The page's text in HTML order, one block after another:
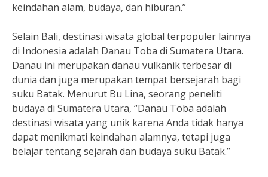
keindahan alam, budaya, dan hiburan.”
Selain Bali, destinasi wisata global terpopuler lainnya
di Indonesia adalah Danau Toba di Sumatera Utara.
Danau ini merupakan danau vulkanik terbesar di
dunia dan juga merupakan tempat bersejarah bagi
suku Batak. Menurut Bu Lina, seorang peneliti
budaya di Sumatera Utara, “Danau Toba adalah
destinasi wisata yang unik karena Anda tidak hanya
dapat menikmati keindahan alamnya, tetapi juga
belajar tentang sejarah dan budaya suku Batak.”